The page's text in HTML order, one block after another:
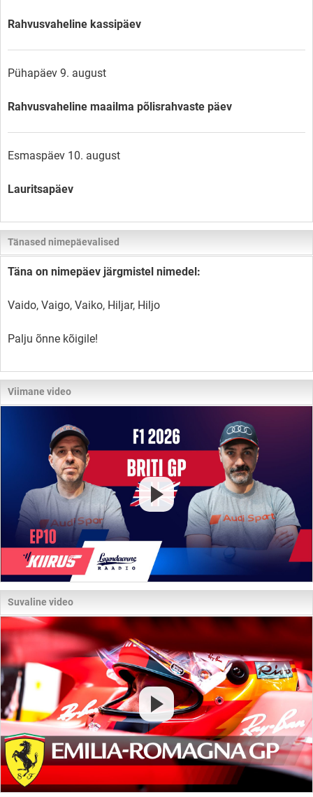
Rahvusvaheline kassipäev
Pühapäev 9. august
Rahvusvaheline maailma põlisrahvaste päev
Esmaspäev 10. august
Lauritsapäev
Tänased nimepäevalised
Täna on nimepäev järgmistel nimedel:
Vaido, Vaigo, Vaiko, Hiljar, Hiljo
Palju õnne kõigile!
Viimane video
Suvaline video